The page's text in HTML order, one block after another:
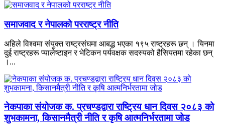
समाजवाद र नेपालको परराष्ट्र नीति
अहिले विश्वमा संयुक्त राष्ट्रसंघमा आबद्ध भएका १९५ राष्ट्रहरू छन् । यिनमा
दुई राष्ट्रहरू प्यालेष्टाइन र भेटिकन पर्यवक्षक सदस्यको हैसियतमा रहेका छन्
।...
नेकपाका संयोजक क. प्रचण्डद्वारा राष्ट्रिय धान दिवस २०८३ को
शुभकामना, किसानमैत्री नीति र कृषि आत्मनिर्भरतामा जोड